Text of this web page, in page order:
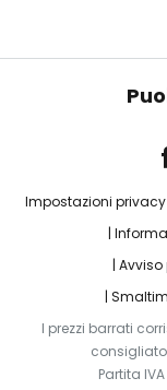
Impostazioni privacy
Avviso
I prezzi barrati
consigliato
Partita